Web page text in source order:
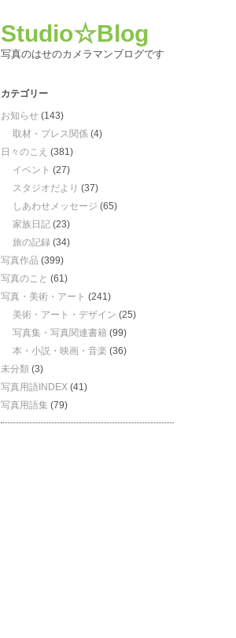
Studio☆Blog
写真のはせのカメラマンブログです
カテゴリー
お知らせ (143)
取材・プレス関係 (4)
日々のこえ (381)
イベント (27)
スタジオだより (37)
しあわせメッセージ (65)
家族日記 (23)
旅の記録 (34)
写真作品 (399)
写真のこと (61)
写真・美術・アート (241)
美術・アート・デザイン (25)
写真集・写真関連書籍 (99)
本・小説・映画・音楽 (36)
未分類 (3)
写真用語INDEX (41)
写真用語集 (79)